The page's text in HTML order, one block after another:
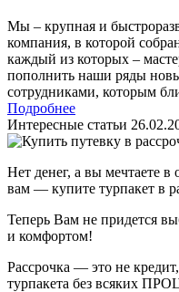
Мы – крупная и
компания, в которой
каждый из которых –
пополнить наши ряды
сотрудниками, которым
Подробнее
Интересные статьи
Нет денег, а вы мечтаете
вам — купите турпакет в
Теперь Вам не придется
и комфортом!
Рассрочка — это не
турпакета без всяких